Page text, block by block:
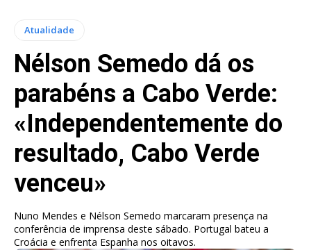
Atualidade
Nélson Semedo dá os
parabéns a Cabo Verde:
«Independentemente do
resultado, Cabo Verde
venceu»
Nuno Mendes e Nélson Semedo marcaram presença na
conferência de imprensa deste sábado. Portugal bateu a
Croácia e enfrenta Espanha nos oitavos.